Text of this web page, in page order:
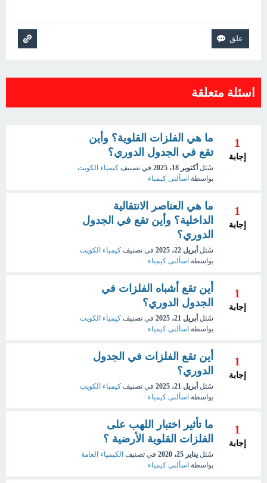
اسئلة متعلقة
1
إجابة
ما هي الفلزات القلوية؟ وأين
تقع في الجدول الدوري؟
سُئل أكتوبر 18، 2025 في تصنيف كيمياء الكويت
بواسطة اسألنى كيمياء
1
إجابة
ما هي العناصر الانتقالية
الداخلية؟ وأين تقع في الجدول
الدوري؟
سُئل أبريل 22، 2025 في تصنيف كيمياء الكويت
بواسطة اسألنى كيمياء
1
إجابة
أين تقع أشباه الفلزات في
الجدول الدوري؟
سُئل أبريل 21، 2025 في تصنيف كيمياء الكويت
بواسطة اسألنى كيمياء
1
إجابة
أين تقع الفلزات في الجدول
الدوري؟
سُئل أبريل 21، 2025 في تصنيف كيمياء الكويت
بواسطة اسألنى كيمياء
1
إجابة
ما تأثير اختبار اللهب على
الفلزات القلوية الأرضية ؟
سُئل يناير 25، 2020 في تصنيف الكيمياء العامة
بواسطة اسألني كيمياء